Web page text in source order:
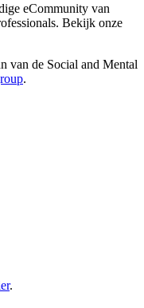
eCommunity van
Bekijk onze
van de Social and Mental
.
.